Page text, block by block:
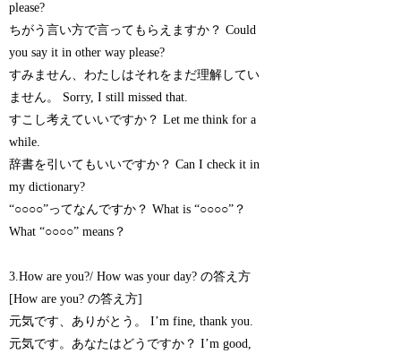
please?
ちがう言い方で言ってもらえますか？ Could
you say it in other way please?
すみません、わたしはそれをまだ理解してい
ません。 Sorry, I still missed that.
すこし考えていいですか？ Let me think for a
while.
辞書を引いてもいいですか？ Can I check it in
my dictionary?
“○○○○”ってなんですか？ What is “○○○○”？
What “○○○○” means？
3.How are you?/ How was your day? の答え方
[How are you? の答え方]
元気です、ありがとう。 I’m fine, thank you.
元気です。あなたはどうですか？ I’m good,